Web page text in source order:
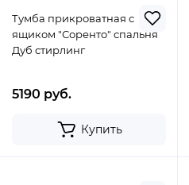
Тумба прикроватная с
ящиком "Соренто" спальня
Дуб стирлинг
5190 руб.
Купить